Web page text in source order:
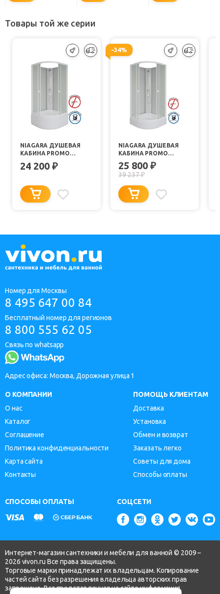
Товары той же серии
NIAGARA ДУШЕВАЯ
КАБИНА PROMO
P80/40/MT/BK
24 200 ₽
-34%
NIAGARA ДУШЕВАЯ
КАБИНА PROMO
P90/26/MT/BK
25 800 ₽
39 237₽
Номер для Москвы
8 495 647 00 84
Бесплатный номер для регионов
8 800 555 62 05
Связь по whatsapp
Адрес офиса: Москва, Дорожная улица 1
О КОМПАНИИ
О нас
Каталог
Соглашение
Политика конфиденциальности
Карта сайта
Контакты
ПОМОЩЬ КЛИЕНТАМ
Доставка
Установка
Обмен и возврат
Заказать легко
Советы для дома
Способы оплаты
СПОСОБЫ ОПЛАТЫ СОЦСЕТИ
Интернет-магазин сантехники и мебели для ванной © 2009 –
2026 vivon.ru Все права защищены.
Торговые марки принадлежат их владельцам. Копирование
частей сайта без разрешения владельца авторских прав
запрещено. Вся представленная на сайте информация,